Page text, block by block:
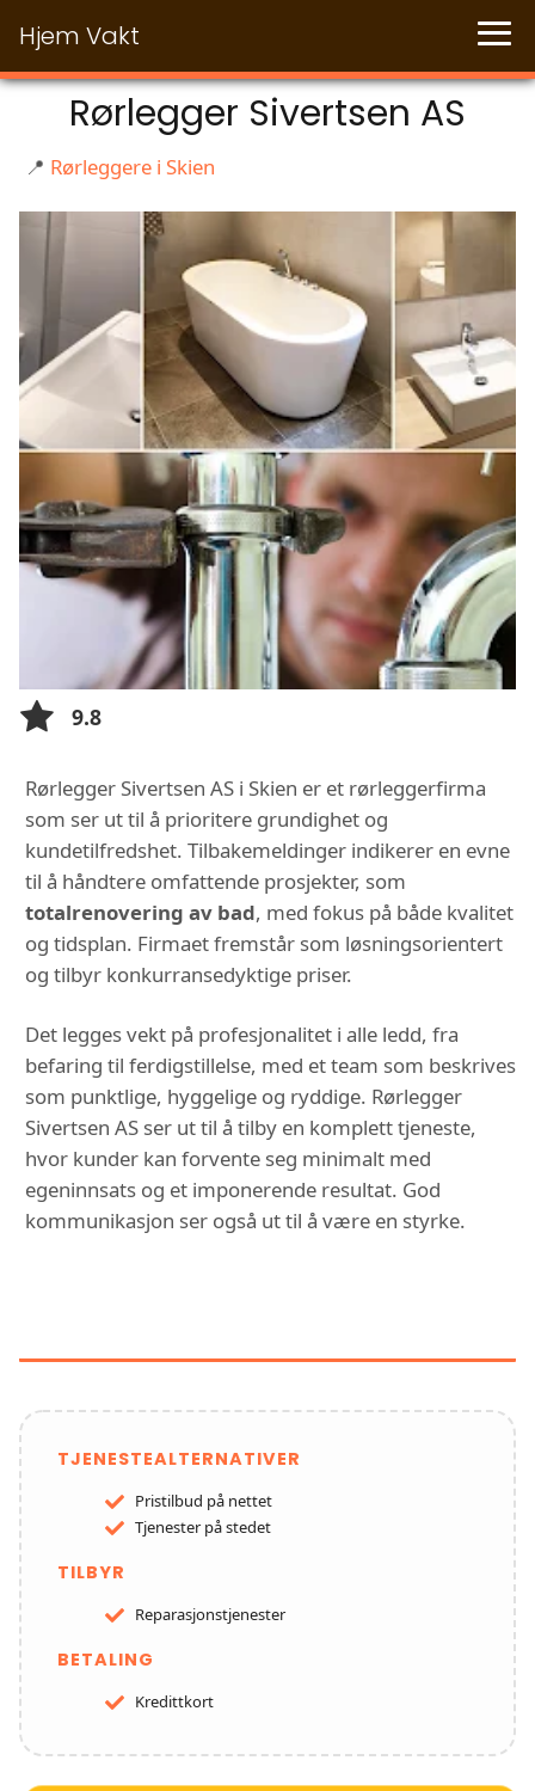
Hjem Vakt
Rørlegger Sivertsen AS
📍 Rørleggere i Skien
9.8
Rørlegger Sivertsen AS i Skien er et rørleggerfirma
som ser ut til å prioritere grundighet og
kundetilfredshet. Tilbakemeldinger indikerer en evne
til å håndtere omfattende prosjekter, som
totalrenovering av bad, med fokus på både kvalitet
og tidsplan. Firmaet fremstår som løsningsorientert
og tilbyr konkurransedyktige priser.
Det legges vekt på profesjonalitet i alle ledd, fra
befaring til ferdigstillelse, med et team som beskrives
som punktlige, hyggelige og ryddige. Rørlegger
Sivertsen AS ser ut til å tilby en komplett tjeneste,
hvor kunder kan forvente seg minimalt med
egeninnsats og et imponerende resultat. God
kommunikasjon ser også ut til å være en styrke.
TJENESTEALTERNATIVER
Pristilbud på nettet
Tjenester på stedet
TILBYR
Reparasjonstjenester
BETALING
Kredittkort